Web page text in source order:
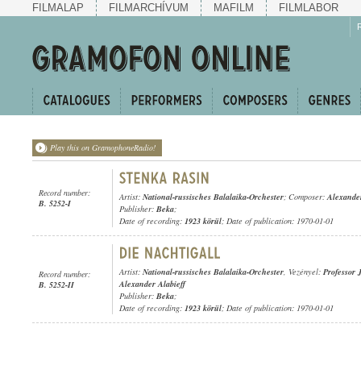
FILMALAP FILMARCHÍVUM MAFILM FILMLABOR
Play this on GramophoneRadio!
Record number:
B. 5252-I
Artist: National-russisches Balalaika-Orchester; Composer:
Publisher: Beka;
Date of recording: 1923 körül; Date of publication: 1970-01-01
Record number:
B. 5252-II
Artist: National-russisches Balalaika-Orchester, Vezényel: Professor
Alexander Alabieff
Publisher: Beka;
Date of recording: 1923 körül; Date of publication: 1970-01-01